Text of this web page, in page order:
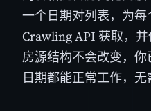
一个日期对列表，为
Crawling API 获取，
房源结构不会改变，
日期都能正常工作，无